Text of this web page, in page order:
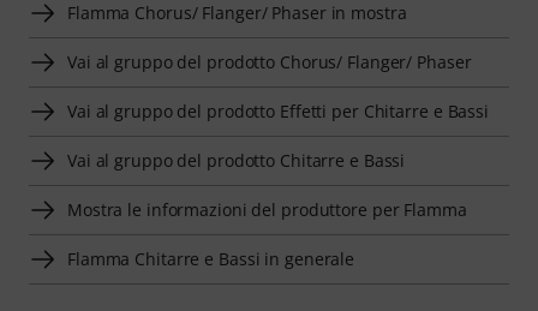
Flamma Chorus/ Flanger/ Phaser in mostra
Vai al gruppo del prodotto Chorus/ Flanger/ Phaser
Vai al gruppo del prodotto Effetti per Chitarre e Bassi
Vai al gruppo del prodotto Chitarre e Bassi
Mostra le informazioni del produttore per Flamma
Flamma Chitarre e Bassi in generale